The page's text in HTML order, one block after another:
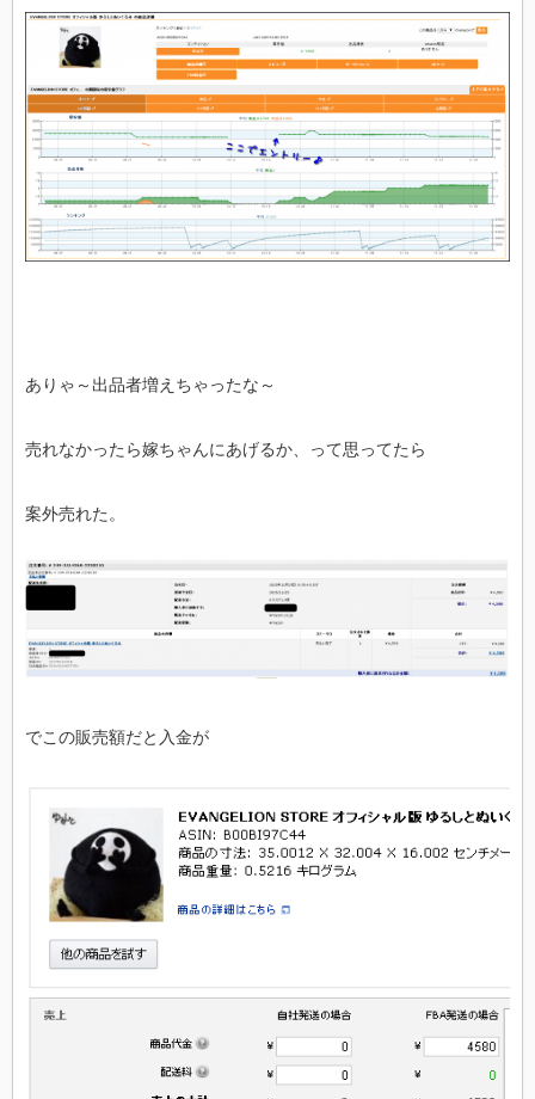
ありゃ～出品者増えちゃったな～
売れなかったら嫁ちゃんにあげるか、って思ってたら
案外売れた。
でこの販売額だと入金が